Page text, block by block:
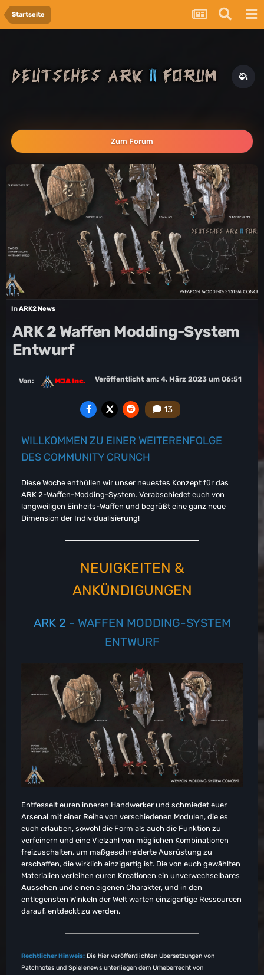
Startseite
Zum Forum
InARK2 News
ARK 2 Waffen Modding-System
Entwurf
Von: MJA Inc. Veröffentlicht am: 4. März 2023 um 06:51
13
WILLKOMMEN ZU EINER WEITERENFOLGE
DES COMMUNITY CRUNCH
Diese Woche enthüllen wir unser neuestes Konzept für das
ARK 2-Waffen-Modding-System. Verabschiedet euch von
langweiligen Einheits-Waffen und begrüßt eine ganz neue
Dimension der Individualisierung!
NEUIGKEITEN &
ANKÜNDIGUNGEN
ARK 2 - WAFFEN MODDING-SYSTEM
ENTWURF
Entfesselt euren inneren Handwerker und schmiedet euer
Arsenal mit einer Reihe von verschiedenen Modulen, die es
euch erlauben, sowohl die Form als auch die Funktion zu
verfeinern und eine Vielzahl von möglichen Kombinationen
freizuschalten, um maßgeschneiderte Ausrüstung zu
erschaffen, die wirklich einzigartig ist. Die von euch gewählten
Materialien verleihen euren Kreationen ein unverwechselbares
Aussehen und einen eigenen Charakter, und in den
entlegensten Winkeln der Welt warten einzigartige Ressourcen
darauf, entdeckt zu werden.
Rechtlicher Hinweis: Die hier veröffentlichten Übersetzungen von
Patchnotes und Spielenews unterliegen dem Urheberrecht von